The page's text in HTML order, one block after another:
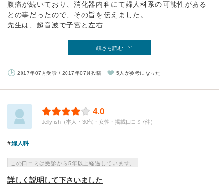
腹痛が続いており、消化器内科にて婦人科系の可能性がある
との事だったので、その旨を伝えました。
先生は、超音波で子宮と左右...
続きを読む
2017年07月受診 / 2017年07月投稿 5人が参考になった
4.0
Jellyfish（本人・30代・女性・掲載口コミ7件）
婦人科
この口コミは受診から5年以上経過しています。
詳しく説明して下さいました